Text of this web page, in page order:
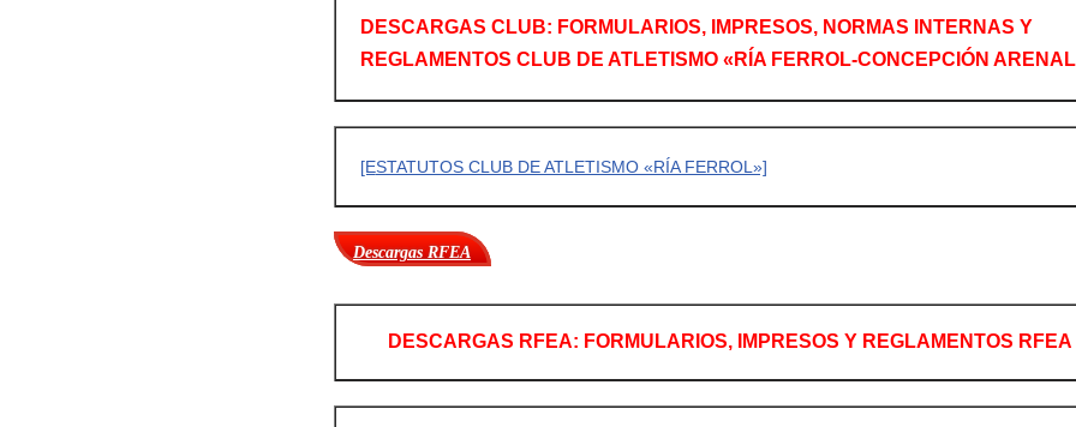
DESCARGAS CLUB: FORMULARIOS, IMPRESOS, NORMAS INTERNAS Y
REGLAMENTOS CLUB DE ATLETISMO «RÍA FERROL-CONCEPCIÓN
[ESTATUTOS CLUB DE ATLETISMO «RÍA FERROL»]
Descargas RFEA
DESCARGAS RFEA: FORMULARIOS, IMPRESOS Y REGLAMENTOS RFEA